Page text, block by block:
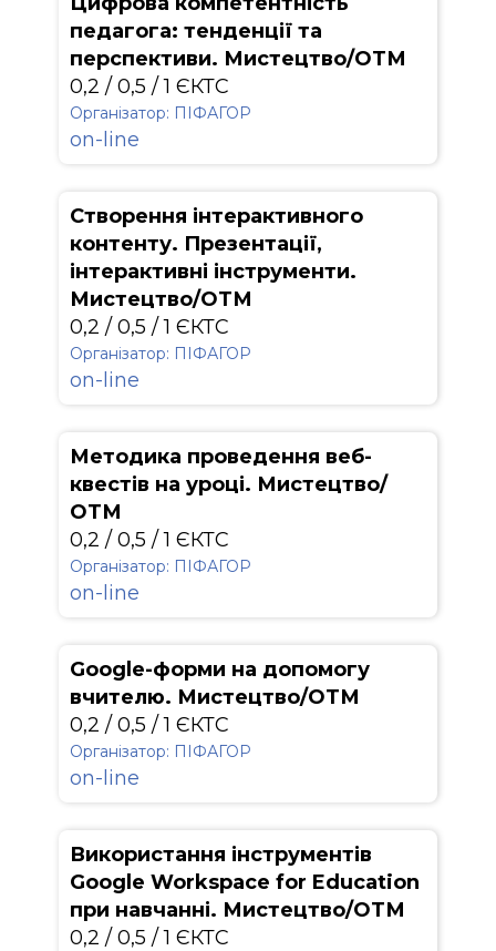
педагога: тенденції та
перспективи. Мистецтво/ОТМ
0,2 / 0,5 / 1 ЄКТС
Організатор: ПІФАГОР
on-line
Створення інтерактивного
контенту. Презентації,
інтерактивні інструменти.
Мистецтво/ОТМ
0,2 / 0,5 / 1 ЄКТС
Організатор: ПІФАГОР
on-line
Методика проведення веб-
квестів на уроці. Мистецтво/
ОТМ
0,2 / 0,5 / 1 ЄКТС
Організатор: ПІФАГОР
on-line
Google-форми на допомогу
вчителю. Мистецтво/ОТМ
0,2 / 0,5 / 1 ЄКТС
Організатор: ПІФАГОР
on-line
Використання інструментів
Google Workspace for Education
при навчанні. Мистецтво/ОТМ
0,2 / 0,5 / 1 ЄКТС